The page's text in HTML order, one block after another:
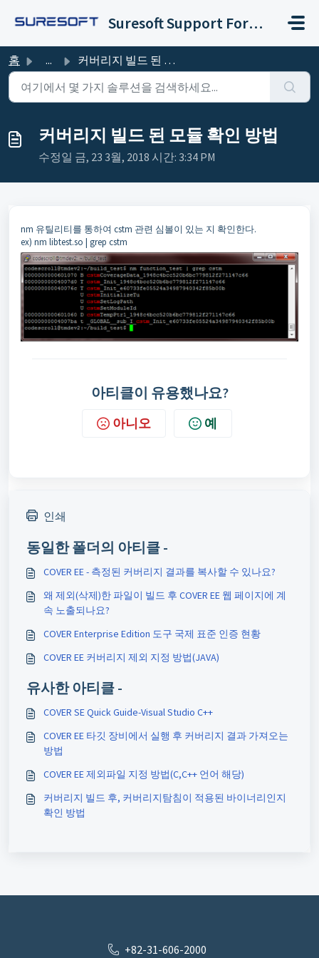
Suresoft Support Forum
홈 ... 커버리지 빌드 된 모듈 확인 방법
커버리지 빌드 된 모듈 확인 방법
수정일 금, 23 3월, 2018 시간: 3:34 PM
nm 유틸리티를 통하여 cstm 관련 심볼이 있는 지 확인한다.
ex) nm libtest.so | grep cstm
아티클이 유용했나요?
아니오 예
인쇄
동일한 폴더의 아티클 -
COVER EE - 측정된 커버리지 결과를 복사할 수 있나요?
왜 제외(삭제)한 파일이 빌드 후 COVER EE 웹 페이지에 계
속 노출되나요?
COVER Enterprise Edition 도구 국제 표준 인증 현황
COVER EE 커버리지 제외 지정 방법(JAVA)
유사한 아티클 -
COVER SE Quick Guide-Visual Studio C++
COVER EE 타깃 장비에서 실행 후 커버리지 결과 가져오는
방법
COVER EE 제외파일 지정 방법(C,C++ 언어 해당)
커버리지 빌드 후, 커버리지탐침이 적용된 바이너리인지
확인 방법
+82-31-606-2000